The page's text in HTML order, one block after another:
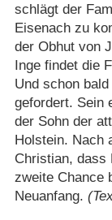
schlägt der
Eisenach zu
der Obhut von
Inge findet die
Und schon
gefordert. Sein
der Sohn der
Holstein. Nach
Christian, dass
zweite Chance
Neuanfang.